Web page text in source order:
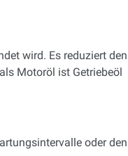
wird. Es reduziert den
Motoröl ist Getriebeöl
oder den